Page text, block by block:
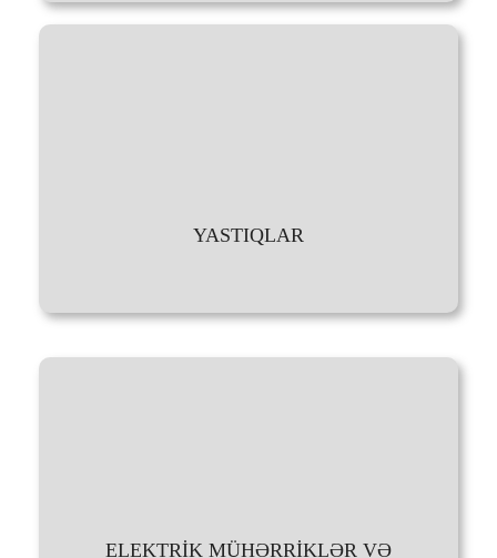
YASTIQLAR
ELEKTRİK MÜHƏRRİKLƏR VƏ